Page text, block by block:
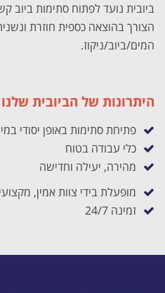
ביובית נועד לפתוח סתימות ביוב
הצורך בהוצאה כספית חוזרת
המים/ביוב/ניקוז.
היתרונות של הביובית שלנו
פתיחת סתימות באופן יסודי
כלי עבודה בטוח
מהירה, יעילה וחדישה
מופעלת בידי צוות אמין,
זמינה 24/7